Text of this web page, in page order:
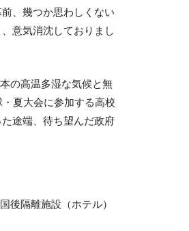
、幾つか思わしくない
意気消沈しておりまし
の高温多湿な気候と無
夏大会に参加する高校
途端、待ち望んだ政府
後隔離施設（ホテル）